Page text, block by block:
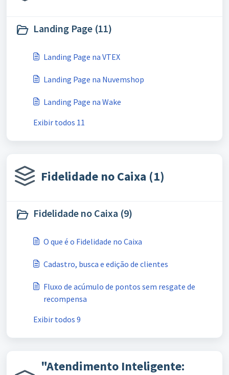
Landing Page (11)
Landing Page na VTEX
Landing Page na Nuvemshop
Landing Page na Wake
Exibir todos 11
Fidelidade no Caixa (1)
Fidelidade no Caixa (9)
O que é o Fidelidade no Caixa
Cadastro, busca e edição de clientes
Fluxo de acúmulo de pontos sem resgate de
recompensa
Exibir todos 9
"Atendimento Inteligente: